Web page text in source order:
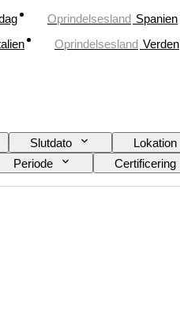
Oprindelsesland Spanien
Oprindelsesland Verden
Slutdato Lokation
Periode Certificering
Solgt af Kunstner